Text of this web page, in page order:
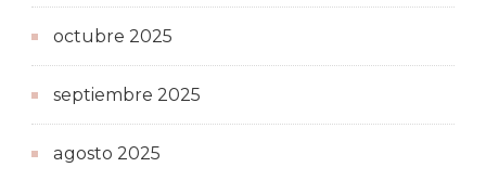
octubre 2025
septiembre 2025
agosto 2025